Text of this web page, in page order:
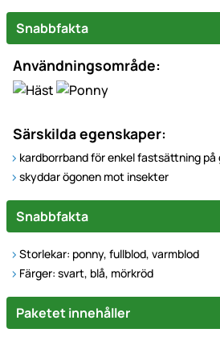
Snabbfakta
Användningsområde:
Särskilda egenskaper:
kardborrband för enkel fastsättning på
skyddar ögonen mot insekter
Snabbfakta
Storlekar: ponny, fullblod, varmblod
Färger: svart, blå, mörkröd
Paketet innehåller